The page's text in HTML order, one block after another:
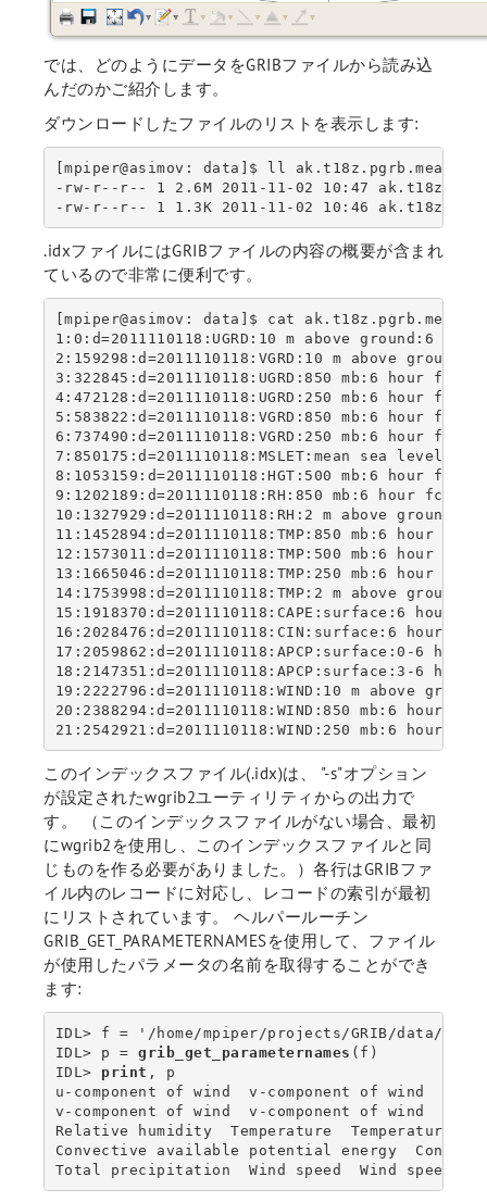
では、どのようにデータをGRIBファイルから読み込
んだのかご紹介します。
ダウンロードしたファイルのリストを表示します:
[mpiper@asimov: data]$ ll
-rw-r--r-- 1 2.6M 2011-11-02 10:47
-rw-r--r-- 1 1.3K 2011-11-02 10:46
.idxファイルにはGRIBファイルの内容の概要が含まれ
ているので非常に便利です。
[mpiper@asimov: data]$ cat
1:0:d=2011110118:UGRD:10 m above ground:6
2:159298:d=2011110118:VGRD:10 m above
3:322845:d=2011110118:UGRD:850 mb:6 hour
4:472128:d=2011110118:UGRD:250 mb:6 hour
5:583822:d=2011110118:VGRD:850 mb:6 hour
6:737490:d=2011110118:VGRD:250 mb:6 hour
7:850175:d=2011110118:MSLET:mean sea level:6
8:1053159:d=2011110118:HGT:500 mb:6 hour
9:1202189:d=2011110118:RH:850 mb:6 hour
10:1327929:d=2011110118:RH:2 m above
11:1452894:d=2011110118:TMP:850 mb:6 hour
12:1573011:d=2011110118:TMP:500 mb:6 hour
13:1665046:d=2011110118:TMP:250 mb:6 hour
14:1753998:d=2011110118:TMP:2 m above
15:1918370:d=2011110118:CAPE:surface:6 hour
16:2028476:d=2011110118:CIN:surface:6 hour
17:2059862:d=2011110118:APCP:surface:0-6
18:2147351:d=2011110118:APCP:surface:3-6
19:2222796:d=2011110118:WIND:10 m above
20:2388294:d=2011110118:WIND:850 mb:6 hour
21:2542921:d=2011110118:WIND:250 mb:6 hour
このインデックスファイル(.idx)は、 "-s"オプション
が設定されたwgrib2ユーティリティからの出力で
す。 （このインデックスファイルがない場合、最初
にwgrib2を使用し、このインデックスファイルと同
じものを作る必要がありました。）各行はGRIBファ
イル内のレコードに対応し、レコードの索引が最初
にリストされています。 ヘルパールーチン
GRIB_GET_PARAMETERNAMESを使用して、ファイル
が使用したパラメータの名前を取得することができ
ます:
IDL> f = '/home/mpiper/projects/GRIB/data/
IDL> p = grib_get_parameternames (f)
IDL> print , p
u-component of wind  v-component of wind  u-
v-component of wind  v-component of wind
Relative humidity  Temperature  Temperature
Convective available potential energy
Total precipitation  Wind speed  Wind speed